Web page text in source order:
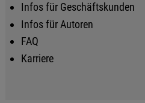
Infos für Geschäftskunden
Infos für Autoren
FAQ
Karriere